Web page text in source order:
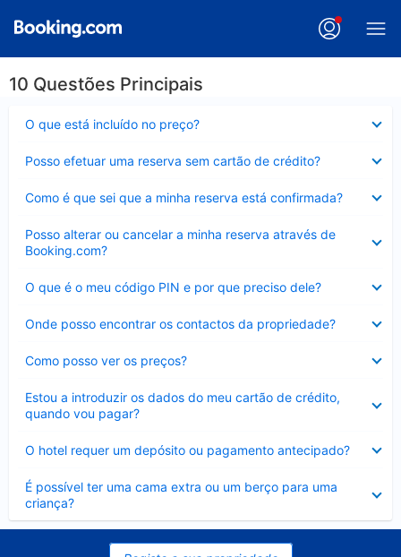
10 Questões Principais
O que está incluído no preço?
fechado
Posso efetuar uma reserva sem cartão de crédito?
fechado
Como é que sei que a minha reserva está confirmada?
fechado
Posso alterar ou cancelar a minha reserva através de
Booking.com?
fechado
O que é o meu código PIN e por que preciso dele?
fechado
Onde posso encontrar os contactos da propriedade?
fechado
Como posso ver os preços?
fechado
Estou a introduzir os dados do meu cartão de crédito,
quando vou pagar?
fechado
O hotel requer um depósito ou pagamento antecipado?
fechado
É possível ter uma cama extra ou um berço para uma
criança?
Elemento
fechado